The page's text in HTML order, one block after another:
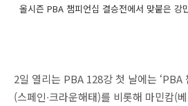
올시즌 PBA 챔피언십 결승전에서 맞붙은 강
2일 열리는 PBA 128강 첫 날에는 ‘PBA
(스페인∙크라운해태)를 비롯해 마민캄(